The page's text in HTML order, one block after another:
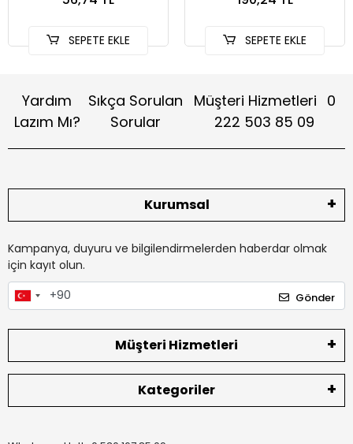
SEPETE EKLE SEPETE EKLE
Yardım
Lazım Mı?
Sıkça Sorulan
Sorular
Müşteri Hizmetleri 0
222 503 85 09
Kurumsal
Kampanya, duyuru ve bilgilendirmelerden haberdar olmak
için kayıt olun.
Gönder
Müşteri Hizmetleri
Kategoriler